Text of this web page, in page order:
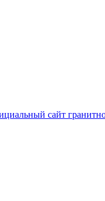
сайт